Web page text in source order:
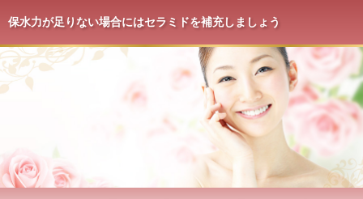
保水力が足りない場合にはセラミドを補充しましょう